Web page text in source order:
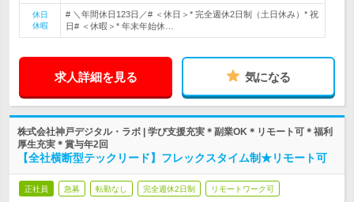
休日
休暇
# ＼年間休日123日／# ＜休日＞* 完全週休2日制（土日休み）* 祝
日# ＜休暇＞* 年末年始休…
求人詳細を見る 気になる
株式会社神戸デジタル・ラボ | 学び支援充実＊副業OK＊リモート可＊福利
厚生充実＊賞与年2回
【全社横断型テックリード】フレックスタイム制★リモート可
正社員 急募 転勤なし 完全週休2日制 リモートワーク可